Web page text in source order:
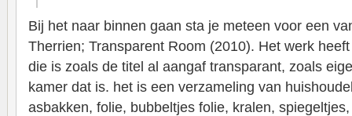
Bij het naar binnen gaan sta je meteen voor een
Therrien; Transparent Room (2010). Het werk
die is zoals de titel al aangaf transparant, zoals
kamer dat is. het is een verzameling van
asbakken, folie, bubbeltjes folie, kralen,